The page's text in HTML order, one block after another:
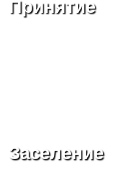
Принятие
Заселение